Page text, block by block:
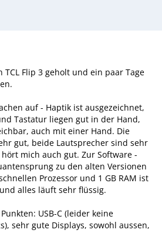
Flip 3 geholt und ein paar Tage
auf - Haptik ist ausgezeichnet,
Tastatur liegen gut in der Hand,
auch mit einer Hand. Die
gut, beide Lautsprecher sind sehr
mich auch gut. Zur Software -
zu den alten Versionen
Prozessor und 1 GB RAM ist
alles läuft sehr flüssig.
USB-C (leider keine
sehr gute Displays, sowohl aussen,